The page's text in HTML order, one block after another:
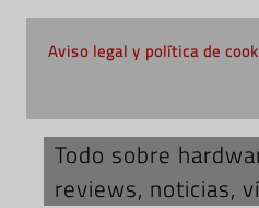
Aviso legal y política de
Todo sobre
reviews, noticias,